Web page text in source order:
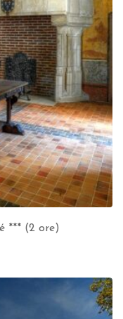
*** (2 ore)